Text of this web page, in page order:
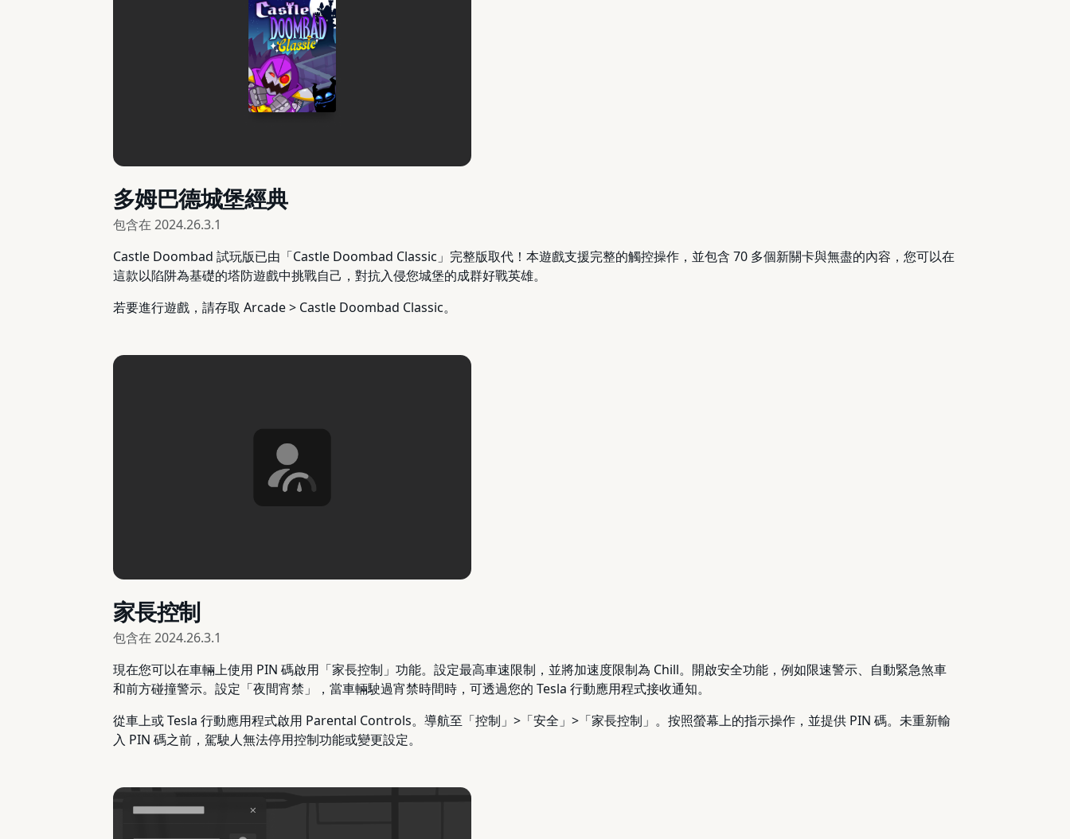
多姆巴德城堡經典
包含在 2024.26.3.1
Castle Doombad 試玩版已由「Castle Doombad Classic」完整版取代！本遊戲支援完整的觸控操作，並包含 70 多個新關卡與無盡的內容，您可以在
這款以陷阱為基礎的塔防遊戲中挑戰自己，對抗入侵您城堡的成群好戰英雄。
若要進行遊戲，請存取 Arcade > Castle Doombad Classic。
家長控制
包含在 2024.26.3.1
現在您可以在車輛上使用 PIN 碼啟用「家長控制」功能。設定最高車速限制，並將加速度限制為 Chill。開啟安全功能，例如限速警示、自動緊急煞車
和前方碰撞警示。設定「夜間宵禁」，當車輛駛過宵禁時間時，可透過您的 Tesla 行動應用程式接收通知。
從車上或 Tesla 行動應用程式啟用 Parental Controls。導航至「控制」>「安全」>「家長控制」。按照螢幕上的指示操作，並提供 PIN 碼。未重新輸
入 PIN 碼之前，駕駛人無法停用控制功能或變更設定。